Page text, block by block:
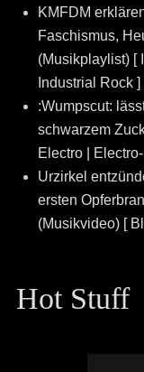
KMFDM
Faschismus,
(Musikplaylist) [
Industrial Rock ]
:Wumpscut:
schwarzem
Electro |
Urzirkel
ersten
(Musikvideo) [
Hot Stuff